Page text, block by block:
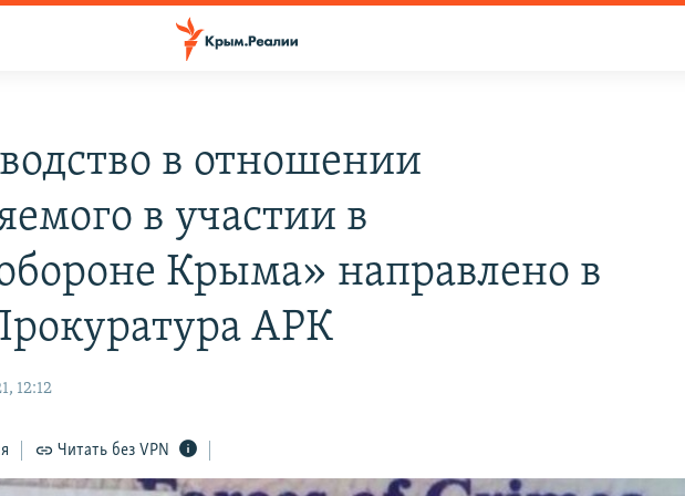
в отношении
в участии в
Крыма» направлено в
АРК
12:12
Читать без VPN